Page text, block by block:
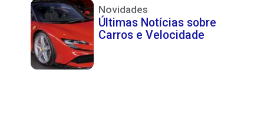
Novidades
Últimas Notícias sobre
Carros e Velocidade